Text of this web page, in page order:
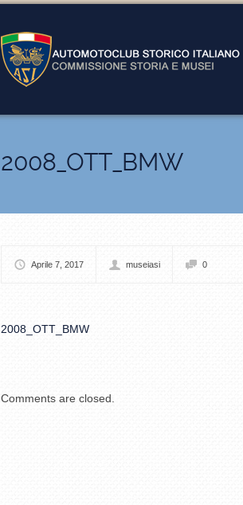
2008_OTT_BMW
Aprile 7, 2017 museiasi 0
2008_OTT_BMW
Comments are closed.